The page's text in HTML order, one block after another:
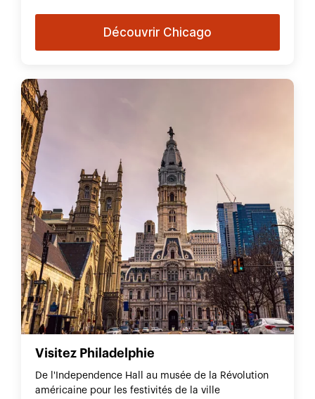
Découvrir Chicago
Visitez Philadelphie
De l'Independence Hall au musée de la Révolution
américaine pour les festivités de la ville